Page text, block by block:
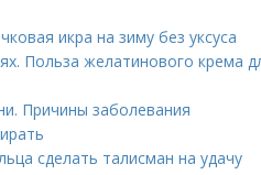
икра на зиму без уксуса
Польза желатинового крема
Причины заболевания
сделать талисман на удачу